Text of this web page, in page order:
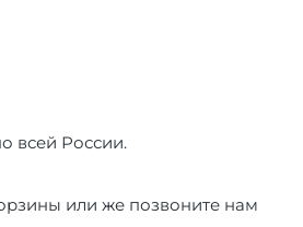
всей России.
или же позвоните нам